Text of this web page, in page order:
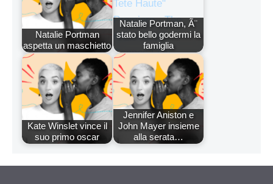
Natalie Portman
aspetta un maschietto
Natalie Portman, Ã¨
stato bello godermi la
famiglia
Kate Winslet vince il
suo primo oscar
Jennifer Aniston e
John Mayer insieme
alla serata…